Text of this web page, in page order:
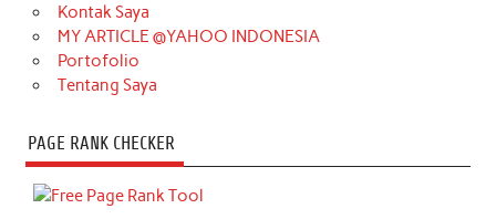
Kontak Saya
MY ARTICLE @YAHOO INDONESIA
Portofolio
Tentang Saya
PAGE RANK CHECKER